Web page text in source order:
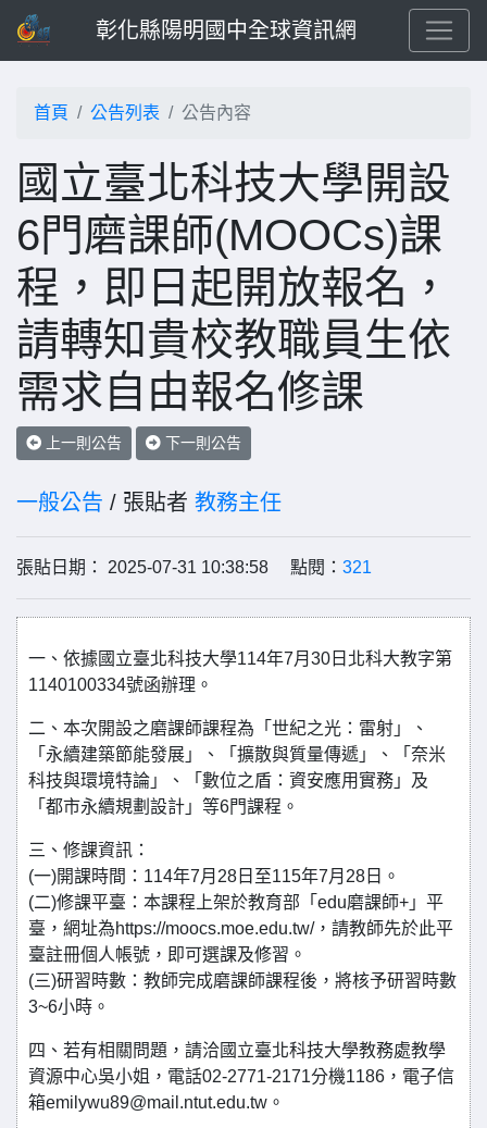
彰化縣陽明國中全球資訊網
首頁 公告列表 公告內容
國立臺北科技大學開設
6門磨課師(MOOCs)課
程，即日起開放報名，
請轉知貴校教職員生依
需求自由報名修課
上一則公告 下一則公告
一般公告 / 張貼者 教務主任
張貼日期： 2025-07-31 10:38:58 點閱： 321
一、依據國立臺北科技大學114年7月30日北科大教字第
1140100334號函辦理。
二、本次開設之磨課師課程為「世紀之光：雷射」、
「永續建築節能發展」、「擴散與質量傳遞」、「奈米
科技與環境特論」、「數位之盾：資安應用實務」及
「都市永續規劃設計」等6門課程。
三、修課資訊：
(一)開課時間：114年7月28日至115年7月28日。
(二)修課平臺：本課程上架於教育部「edu磨課師+」平
臺，網址為https://moocs.moe.edu.tw/，請教師先於此平
臺註冊個人帳號，即可選課及修習。
(三)研習時數：教師完成磨課師課程後，將核予研習時數
3~6小時。
四、若有相關問題，請洽國立臺北科技大學教務處教學
資源中心吳小姐，電話02-2771-2171分機1186，電子信
箱emilywu89@mail.ntut.edu.tw。